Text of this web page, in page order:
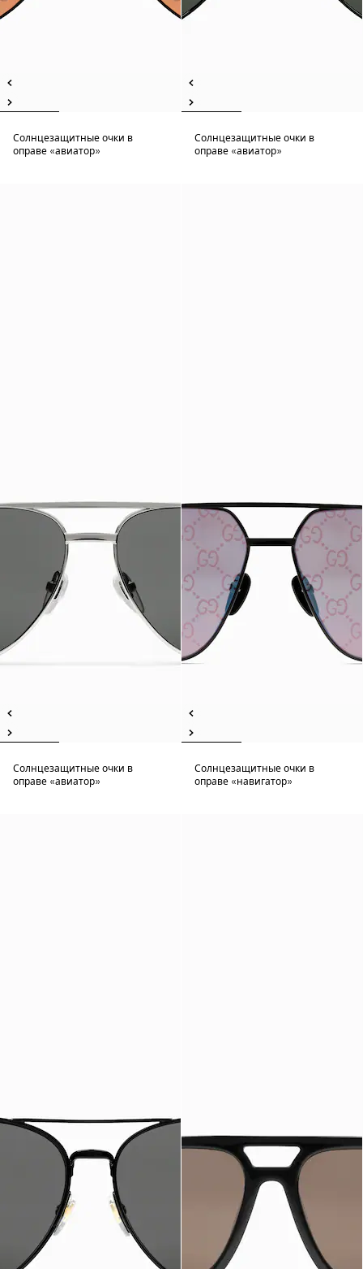
Солнцезащитные очки в
оправе «авиатор»
Солнцезащитные очки в
оправе «авиатор»
Солнцезащитные очки в
оправе «авиатор»
Солнцезащитные очки в
оправе «навигатор»